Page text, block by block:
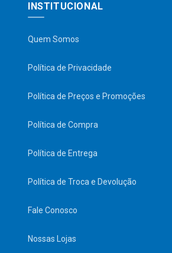
INSTITUCIONAL
Quem Somos
Política de Privacidade
Política de Preços e Promoções
Política de Compra
Política de Entrega
Política de Troca e Devolução
Fale Conosco
Nossas Lojas